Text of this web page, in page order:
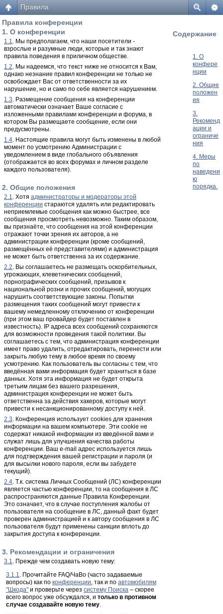
Правила
Правила конференции
Содержание
1. О
конфере
нции
2. Общие
положен
ия
3.
Рекоменд
ации и
ограниче
ния
4. Меры
по
наведени
ю
порядка.
1. О конференции
1.1. Мы предполагаем, что наши посетители -
взрослые и разумные люди, которые и так знают
правила поведения в приличном обществе.
1.2. Мы надеемся, что текст ниже не относится к Вам,
однако незнание правил конференции не только не
освобождает Вас от ответственности за их
нарушение, но и само по себе является нарушением.
1.3. Размещение сообщения на конференции
автоматически означает Ваше согласие с
изложенными правилами конференции и форума, в
котором Вы размещаете сообщение, если они
предусмотрены.
1.4. Настоящие правила могут быть изменены в любой
момент по усмотрению Администрации с
уведомлением в виде глобального объявления
(отображается во всех форумах и личном разделе
каждого пользователя).
2. Общие положения
2.1. Хотя администраторы и модераторы этой
конференции стараются удалять или редактировать
неприемлемые сообщения как можно быстрее, все
сообщения просмотреть невозможно. Таким образом,
вы признаёте, что сообщения на этой конференции
отражают точки зрения их авторов, а не
администрации конференции (кроме сообщений,
размещённых её представителями) и администрация
не может быть ответственна за их содержание.
2.2. Вы соглашаетесь не размещать оскорбительных,
угрожающих, клеветнических сообщений,
порнографических сообщений, призывов к
национальной розни и прочих сообщений, могущих
нарушить соответствующие законы. Попытки
размещения таких сообщений могут привести к
вашему немедленному отключению от конференции
(при этом ваш провайдер будет поставлен в
известность). IP адреса всех сообщений сохраняются
для возможности проведения такой политики. Вы
соглашаетесь с тем, что администрация конференции
имеет право удалить, отредактировать, перенести или
закрыть любую тему в любое время по своему
усмотрению. Как пользователь вы согласны с тем, что
введённая вами информация будет храниться в базе
данных. Хотя эта информация не будет открыта
третьим лицам без вашего разрешения,
администрация конференции не может быть
ответственна за действия хакеров, которые могут
привести к несанкционированному доступу к ней.
2.3. Конференция использует cookies для хранения
информации на вашем компьютере. Эти cookie не
содержат никакой информации из введённой вами и
служат лишь для улучшения качества работы
конференции. Ваш e-mail адрес используется лишь
для подтверждения вашей регистрации и пароля (и
для высылки нового пароля, если вы забудете
текущий).
2.4. Т.к. система Личных Сообщений (ЛС) конференции
является частью конференции, то на сообщения в ЛС
распространяются данные Правила Конференции.
Это означает, что в случае поступления жалобы от
пользователя на сообщение в ЛС, данный факт будет
проверен администрацией и к автору сообщения в ЛС
пользователя будут применены санкции вплоть до
закрытия доступа к конференции.
3. Рекомендации и ограничения
3.1. Прежде чем создавать новую тему:
3.1.1. Прочитайте FAQ/ЧаВо (часто задаваемые
вопросы) как по конференции, так и по автомобилям
"Шкода" и проверьте через систему Поиска – скорее
всего вопрос уже обсуждался, и только в противном
случае создавайте новую тему.